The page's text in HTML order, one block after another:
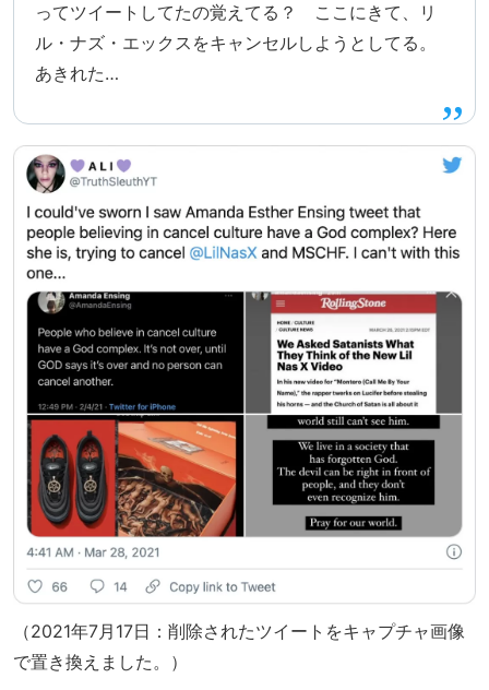
ってツイートしてたの覚えてる？ ここにきて、リ
ル・ナズ・エックスをキャンセルしようとしてる。
あきれた…
（2021年7月17日：削除されたツイートをキャプチャ画像
で置き換えました。）